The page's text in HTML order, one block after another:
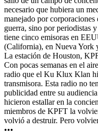
necesario que hubiera un
manejado por
guerra, sino por periodistas
tiene cinco emisoras en
(California), en Nueva York
La estación de Houston,
Con pocas semanas en el
radio que el Ku Klux Klan
transmisora. Esta radio no
publicidad entre su
hicieron estallar en la
miembros de KPFT la
volvió a destruir. Pero
•••